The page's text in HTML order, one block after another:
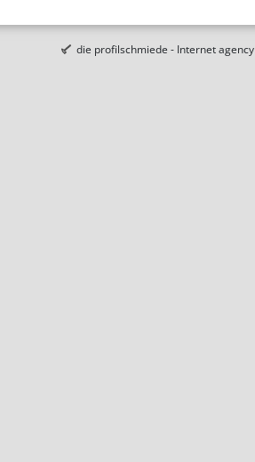
die profilschmiede - Internet agency